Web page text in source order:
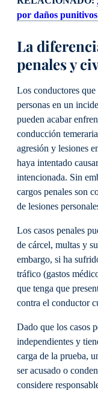
por daños
La
penales y
Los conductores que
personas en un
pueden acabar
conducción
agresión y lesiones
haya intentado
intencionada. Sin
cargos penales son
de lesiones
Los casos penales
de cárcel, multas y
embargo, si ha
tráfico (gastos
que tenga que
contra el conductor
Dado que los casos
independientes y
carga de la prueba,
ser acusado o
considere